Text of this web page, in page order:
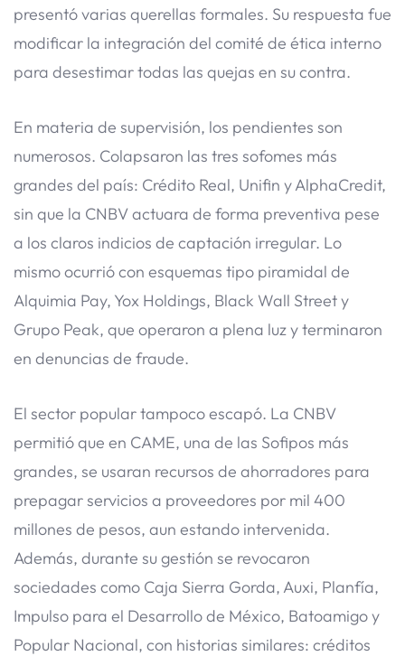
presentó varias querellas formales. Su respuesta fue
modificar la integración del comité de ética interno
para desestimar todas las quejas en su contra.
En materia de supervisión, los pendientes son
numerosos. Colapsaron las tres sofomes más
grandes del país: Crédito Real, Unifin y AlphaCredit,
sin que la CNBV actuara de forma preventiva pese
a los claros indicios de captación irregular. Lo
mismo ocurrió con esquemas tipo piramidal de
Alquimia Pay, Yox Holdings, Black Wall Street y
Grupo Peak, que operaron a plena luz y terminaron
en denuncias de fraude.
El sector popular tampoco escapó. La CNBV
permitió que en CAME, una de las Sofipos más
grandes, se usaran recursos de ahorradores para
prepagar servicios a proveedores por mil 400
millones de pesos, aun estando intervenida.
Además, durante su gestión se revocaron
sociedades como Caja Sierra Gorda, Auxi, Planfía,
Impulso para el Desarrollo de México, Batoamigo y
Popular Nacional, con historias similares: créditos